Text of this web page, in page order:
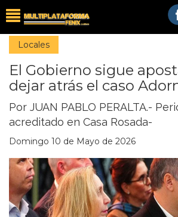
Locales
El Gobierno sigue
dejar atrás el caso
Por JUAN PABLO PERALTA.-
acreditado en Casa Rosada-
Domingo 10 de Mayo de 2026